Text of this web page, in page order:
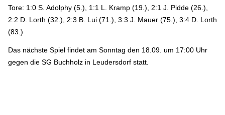
Tore: 1:0 S. Adolphy (5.), 1:1 L. Kramp (19.), 2:1 J. Pidde (26.),
2:2 D. Lorth (32.), 2:3 B. Lui (71.), 3:3 J. Mauer (75.), 3:4 D. Lorth
(83.)
Das nächste Spiel findet am Sonntag den 18.09. um 17:00 Uhr
gegen die SG Buchholz in Leudersdorf statt.